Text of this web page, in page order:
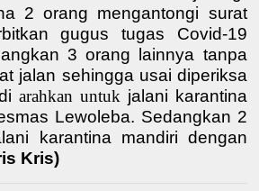
2 orang mengantongi surat
gugus tugas Covid-19
3 orang lainnya tanpa
jalan sehingga usai diperiksa
arahkan untuk jalani karantina
Lewoleba. Sedangkan 2
karantina mandiri dengan
Kris)